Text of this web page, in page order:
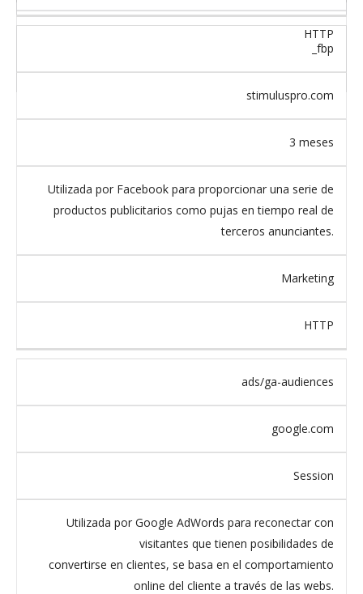
HTTP
_fbp
stimuluspro.com
3 meses
Utilizada por Facebook para proporcionar una serie de
productos publicitarios como pujas en tiempo real de
terceros anunciantes.
Marketing
HTTP
ads/ga-audiences
google.com
Session
Utilizada por Google AdWords para reconectar con
visitantes que tienen posibilidades de
convertirse en clientes, se basa en el comportamiento
online del cliente a través de las webs.